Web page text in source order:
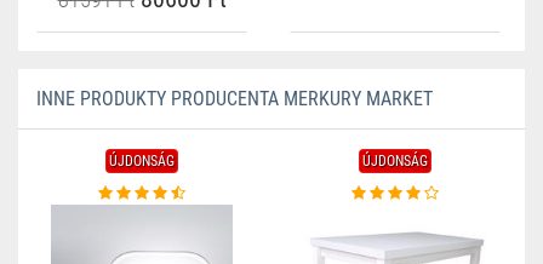
INNE PRODUKTY PRODUCENTA MERKURY MARKET
ÚJDONSÁG ÚJDONSÁG